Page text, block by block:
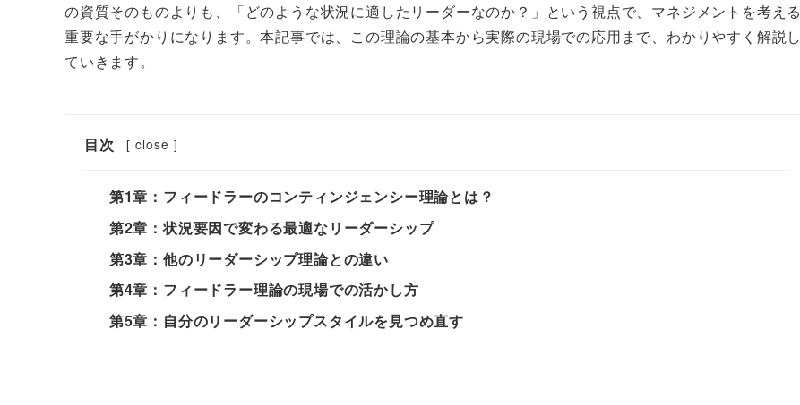
の資質そのものよりも、「どのような状況に適したリーダーなのか？」という視点で、マネジメントを考える
重要な手がかりになります。本記事では、この理論の基本から実際の現場での応用まで、わかりやすく解説し
ていきます。
目次 [ close ]
第1章：フィードラーのコンティンジェンシー理論とは？
第2章：状況要因で変わる最適なリーダーシップ
第3章：他のリーダーシップ理論との違い
第4章：フィードラー理論の現場での活かし方
第5章：自分のリーダーシップスタイルを見つめ直す